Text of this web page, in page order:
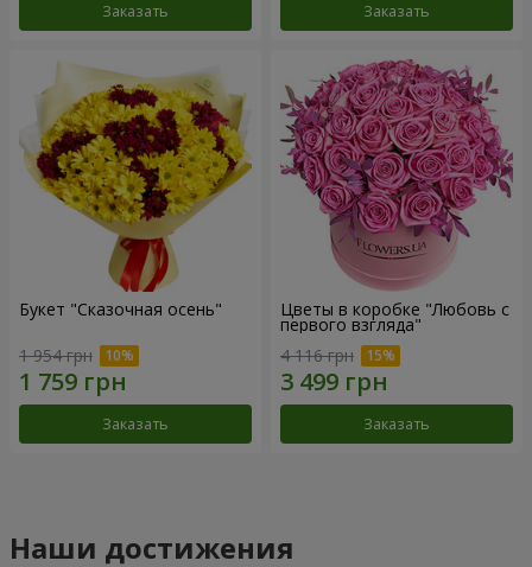
Заказать Заказать
Букет "Сказочная осень"
1 954 грн
Заказать
Цветы в коробке "Любовь с
первого взгляда"
4 116 грн
Заказать
Наши достижения